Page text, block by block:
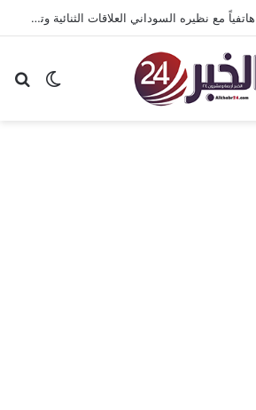
وزير الخارجية يبحث هاتفياً مع نظيره السوداني العلاقات الثنائية وتطورات الأوضاع في السودان
الوضع